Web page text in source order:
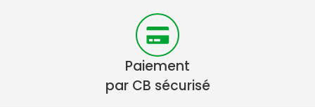
Paiement
par CB sécurisé